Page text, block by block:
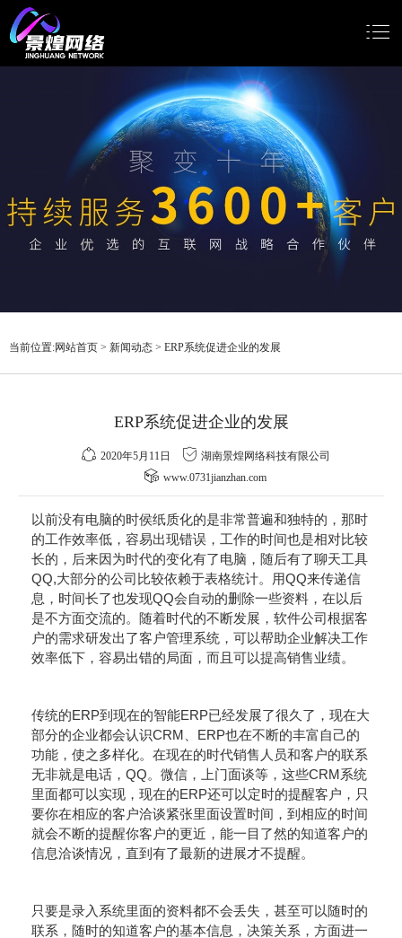
小程序开发
Google推广
关于我们
当前位置:网站首页 > 新闻动态 > ERP系统促进企业的发展
ERP系统促进企业的发展
2020年5月11日
湖南景煌网络科技有限公司
www.0731jianzhan.com
以前没有电脑的时侯纸质化的是非常普遍和独特的，那时
的工作效率低，容易出现错误，工作的时间也是相对比较
长的，后来因为时代的变化有了电脑，随后有了聊天工具
QQ,大部分的公司比较依赖于表格统计。用QQ来传递信
息，时间长了也发现QQ会自动的删除一些资料，在以后
是不方面交流的。随着时代的不断发展，软件公司根据客
户的需求研发出了客户管理系统，可以帮助企业解决工作
效率低下，容易出错的局面，而且可以提高销售业绩。
传统的ERP到现在的智能ERP已经发展了很久了，现在大
部分的企业都会认识CRM、ERP也在不断的丰富自己的
功能，使之多样化。在现在的时代销售人员和客户的联系
无非就是电话，QQ。微信，上门面谈等，这些CRM系统
里面都可以实现，现在的ERP还可以定时的提醒客户，只
要你在相应的客户洽谈紧张里面设置时间，到相应的时间
就会不断的提醒你客户的更近，能一目了然的知道客户的
信息洽谈情况，直到有了最新的进展才不提醒。
只要是录入系统里面的资料都不会丢失，甚至可以随时的
联系，随时的知道客户的基本信息，决策关系，方面进一